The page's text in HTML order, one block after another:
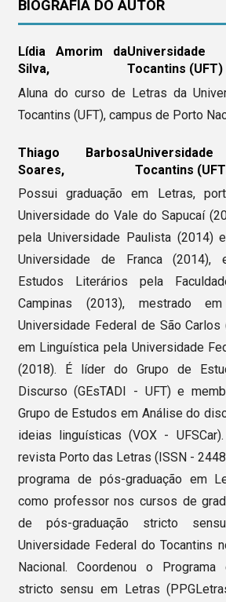
BIOGRAFIA DO AUTOR
Lídia Amorim da
Silva,
Tocantins (UFT)
Aluna do curso de Letras da
Tocantins (UFT), campus de Porto
Thiago Barbosa
Soares,
Tocantins
Possui graduação em Letras,
Universidade do Vale do Sapucaí
pela Universidade Paulista (2014)
Universidade de Franca (2014),
Estudos Literários pela
Campinas (2013), mestrado
Universidade Federal de São
em Linguística pela Universidade
(2018). É líder do Grupo de
Discurso (GEsTADI - UFT) e
Grupo de Estudos em Análise do
ideias linguísticas (VOX -
revista Porto das Letras (ISSN -
programa de pós-graduação em
como professor nos cursos de
de pós-graduação stricto
Universidade Federal do Tocantins
Nacional. Coordenou o Programa
stricto sensu em Letras